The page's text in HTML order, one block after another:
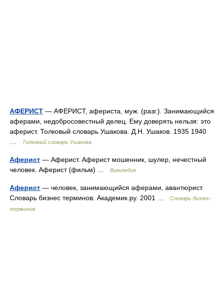
АФЕРИСТ — АФЕРИСТ, афериста, муж. (разг.). Занимающийся
аферами, недобросовестный делец. Ему доверять нельзя: это
аферист. Толковый словарь Ушакова. Д.Н. Ушаков. 1935 1940
Толковый словарь Ушакова
Аферист — Аферист. Аферист мошенник, шулер, нечестный
человек. Аферист (фильм) …
Википедия
Аферист — человек, занимающийся аферами, авантюрист.
Словарь бизнес терминов. Академик.ру. 2001 …
Словарь бизнес-
терминов